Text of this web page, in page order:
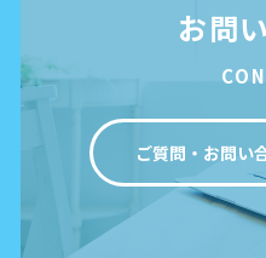
お問
ご質問・お問い